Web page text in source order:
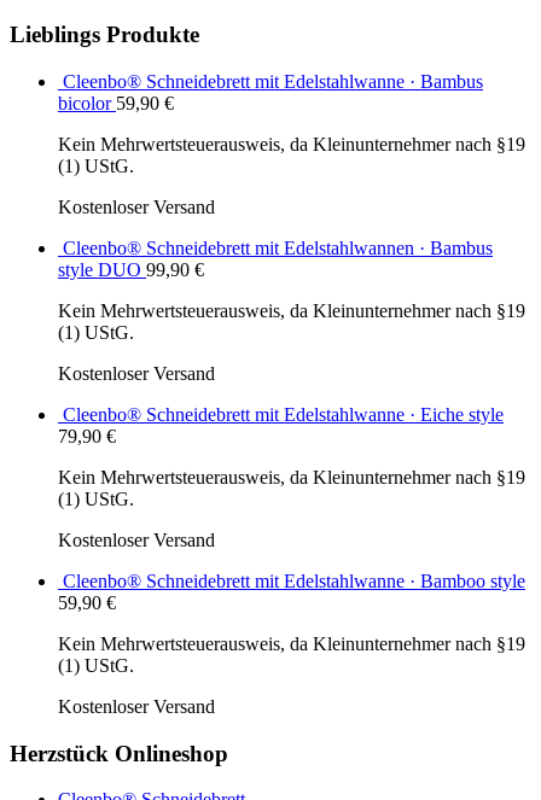
Lieblings Produkte
Cleenbo® Schneidebrett mit Edelstahlwanne · Bambus
bicolor 59,90 €
Kein Mehrwertsteuerausweis, da Kleinunternehmer nach §19
(1) UStG.
Kostenloser Versand
Cleenbo® Schneidebrett mit Edelstahlwannen · Bambus
style DUO 99,90 €
Kein Mehrwertsteuerausweis, da Kleinunternehmer nach §19
(1) UStG.
Kostenloser Versand
Cleenbo® Schneidebrett mit Edelstahlwanne · Eiche style
79,90 €
Kein Mehrwertsteuerausweis, da Kleinunternehmer nach §19
(1) UStG.
Kostenloser Versand
Cleenbo® Schneidebrett mit Edelstahlwanne · Bamboo style
59,90 €
Kein Mehrwertsteuerausweis, da Kleinunternehmer nach §19
(1) UStG.
Kostenloser Versand
Herzstück Onlineshop